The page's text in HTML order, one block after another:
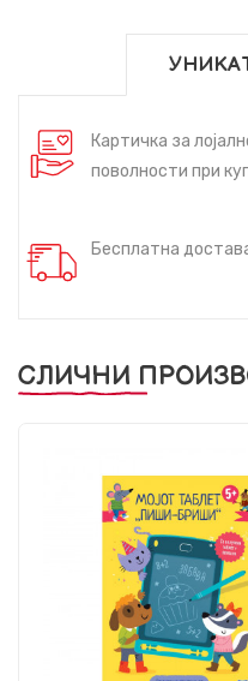
Картичка за
поволности при
Бесплатна
СЛИЧНИ